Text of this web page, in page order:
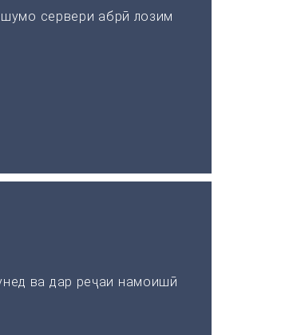
сервери абрӣ лозим
ва дар реҷаи намоишӣ